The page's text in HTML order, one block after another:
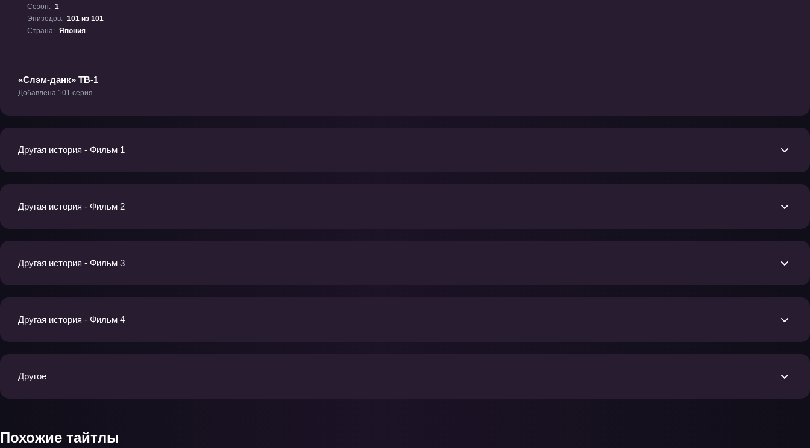
Сезон: 1
Эпизодов: 101 из 101
Страна: Япония
«Слэм-данк» ТВ-1
Добавлена 101 серия
Другая история - Фильм 1
Другая история - Фильм 2
Другая история - Фильм 3
Другая история - Фильм 4
Другое
Похожие тайтлы